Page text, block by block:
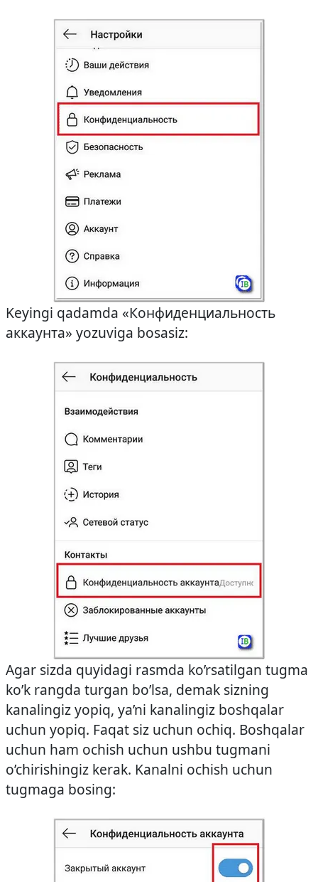
Keyingi qadamda «Конфиденциальность
аккаунта» yozuviga bosasiz:
Agar sizda quyidagi rasmda ko’rsatilgan tugma
ko’k rangda turgan bo’lsa, demak sizning
kanalingiz yopiq, ya’ni kanalingiz boshqalar
uchun yopiq. Faqat siz uchun ochiq. Boshqalar
uchun ham ochish uchun ushbu tugmani
o’chirishingiz kerak. Kanalni ochish uchun
tugmaga bosing: